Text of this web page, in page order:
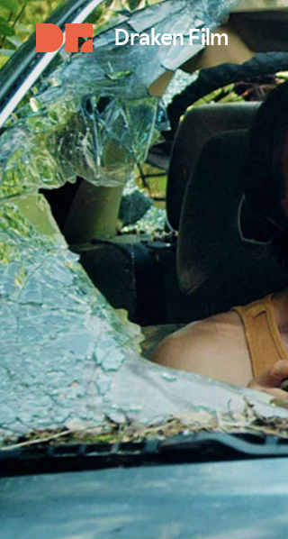
Draken Film